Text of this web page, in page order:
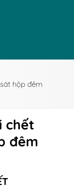
hộp đêm
chết
đêm